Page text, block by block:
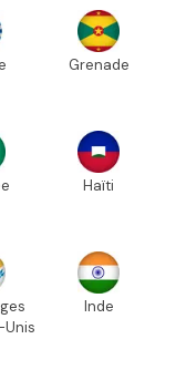
Grenade
Haïti
Unis
Inde